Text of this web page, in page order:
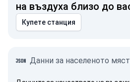
на въздуха близо до
Купете станция
Данни за населеното